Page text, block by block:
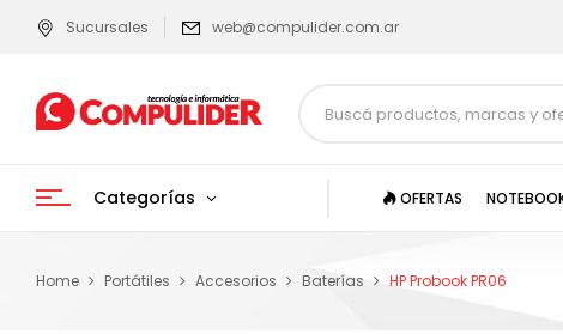
Sucursales web@compulider.com.ar
Categorías OFERTAS
Home Portátiles Accesorios Baterías HP Probook PR06